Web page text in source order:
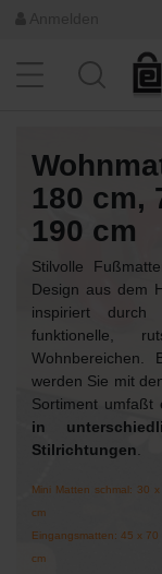
180 cm,
190 cm
Stilvolle
Design aus dem
inspiriert durch
funktionelle,
Wohnbereichen.
werden Sie mit
Sortiment umfaßt
in
Stilrichtungen
Mini Matten schmal: 30
cm
Eingangsmatten: 45 x 70
cm